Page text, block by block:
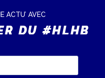
ACTU’ AVEC
DU #HLHB